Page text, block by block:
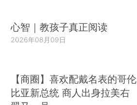
心智｜教孩子真正阅读
2026年08月09日
【商圈】喜欢配戴名表的哥伦
比亚新总统 商人出身拉美右